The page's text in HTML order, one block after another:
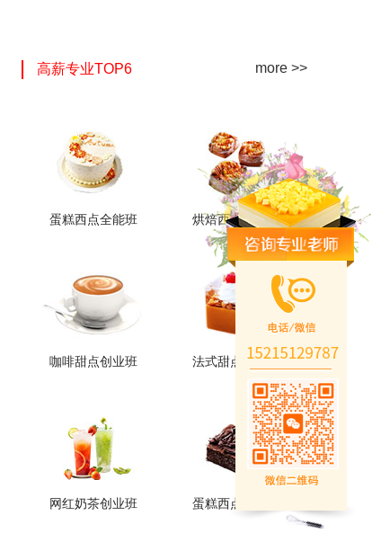
高薪专业TOP6 more >>
蛋糕西点全能班
蛋糕西点全能班
火爆的专业
烘焙西点创业班
烘焙西点创业班
火爆的专业
查看详情
咖啡甜点创业班
咖啡甜点创业班
火爆的专业
法式甜点创业班
法式甜点创业班
火爆的专业
网红奶茶创业班 蛋糕西点精修班